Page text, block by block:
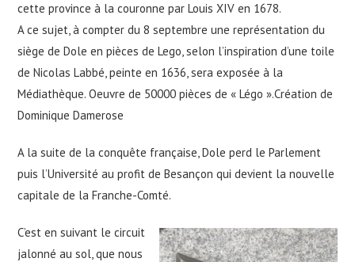
cette province à la couronne par Louis XIV en 1678.
A ce sujet, à compter du 8 septembre une représentation du
siège de Dole en pièces de Lego, selon l’inspiration d’une toile
de Nicolas Labbé, peinte en 1636, sera exposée à la
Médiathèque. Oeuvre de 50000 pièces de « Légo ».Création de
Dominique Damerose
A la suite de la conquête française, Dole perd le Parlement
puis l’Université au profit de Besançon qui devient la nouvelle
capitale de la Franche-Comté.
C’est en suivant le circuit
jalonné au sol, que nous